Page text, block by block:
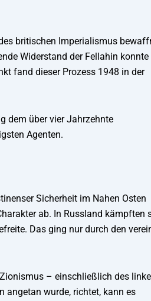
britischen Imperialismus
Widerstand der Fellahin konnte
fand dieser Prozess 1948 in der
dem über vier Jahrzehnte
Agenten.
Sicherheit im Nahen Osten
ab. In Russland kämpften
Das ging nur durch den
– einschließlich des
angetan wurde, richtet, kann es